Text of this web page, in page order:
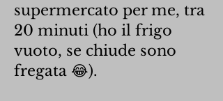
supermercato per me, tra
20 minuti (ho il frigo
vuoto, se chiude sono
fregata 😂).